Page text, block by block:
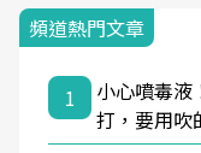
頻道熱門文章
1
小心噴毒液
打，要用吹